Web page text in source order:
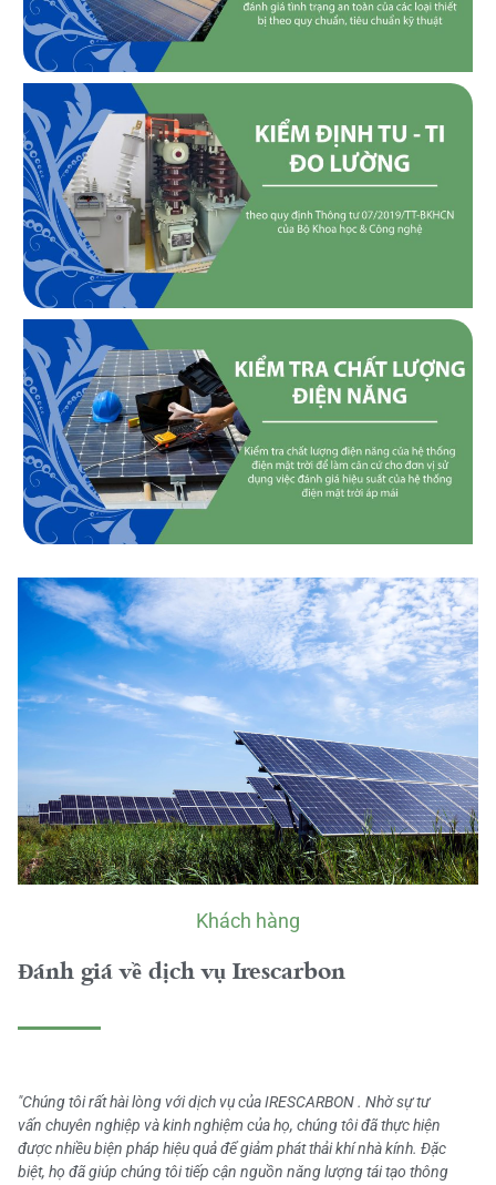
Khách hàng
Đánh giá về dịch vụ Irescarbon
"Chúng tôi rất hài lòng với dịch vụ của IRESCARBON . Nhờ sự tư
vấn chuyên nghiệp và kinh nghiệm của họ, chúng tôi đã thực hiện
được nhiều biện pháp hiệu quả để giảm phát thải khí nhà kính. Đặc
biệt, họ đã giúp chúng tôi tiếp cận nguồn năng lượng tái tạo thông